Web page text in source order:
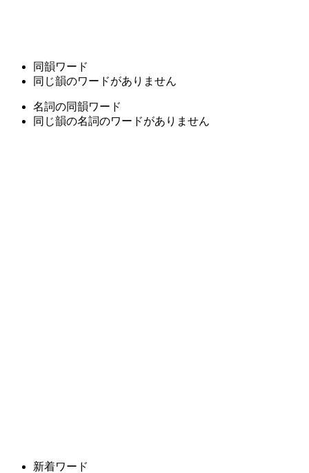
同韻ワード
同じ韻のワードがありません
名詞の同韻ワード
同じ韻の名詞のワードがありません
新着ワード